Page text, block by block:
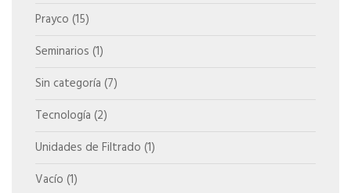
Prayco (15)
Seminarios (1)
Sin categoría (7)
Tecnología (2)
Unidades de Filtrado (1)
Vacío (1)